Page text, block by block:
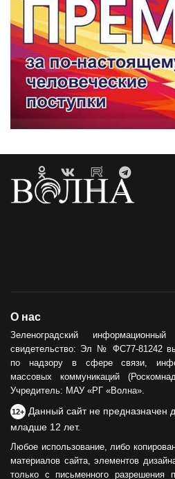
О нас
Зеленоградский
свидетельство: Эл № ФС77-81242
по надзору в сфере связи,
массовых коммуникаций
Учредитель: МАУ «РГ «Волна».
12+ Данный сайт не предназначен
младше 12 лет.
Любое использование, либо
материалов сайта, элементов
только с письменного